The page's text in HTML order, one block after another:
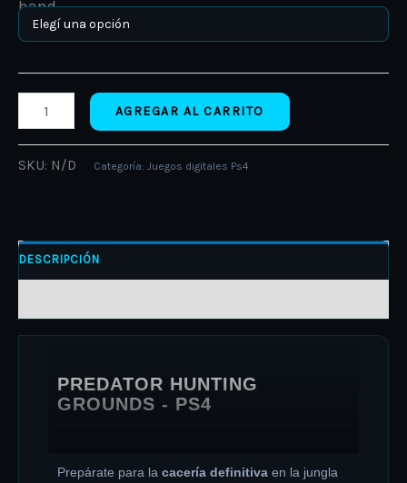
AGREGAR AL CARRITO
SKU: N/D Categoría: Juegos digitales Ps4
DESCRIPCIÓN
PREDATOR HUNTING
GROUNDS - PS4
Prepárate para la cacería definitiva en la jungla